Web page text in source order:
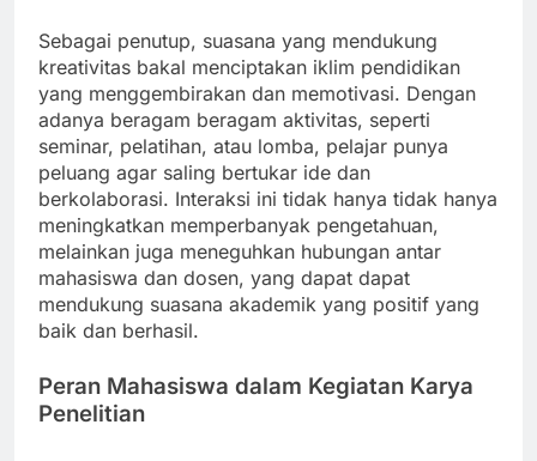
Sebagai penutup, suasana yang mendukung
kreativitas bakal menciptakan iklim pendidikan
yang menggembirakan dan memotivasi. Dengan
adanya beragam beragam aktivitas, seperti
seminar, pelatihan, atau lomba, pelajar punya
peluang agar saling bertukar ide dan
berkolaborasi. Interaksi ini tidak hanya tidak hanya
meningkatkan memperbanyak pengetahuan,
melainkan juga meneguhkan hubungan antar
mahasiswa dan dosen, yang dapat dapat
mendukung suasana akademik yang positif yang
baik dan berhasil.
Peran Mahasiswa dalam Kegiatan Karya
Penelitian